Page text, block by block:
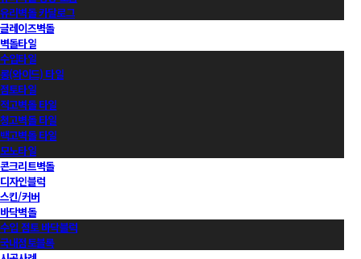
유리벽돌 카달로그
글레이즈벽돌
벽돌타일
수입타일
롱(와이드) 타일
점토타일
적고벽돌 타일
청고벽돌 타일
백고벽돌 타일
모노타일
콘크리트벽돌
디자인블럭
스킨/커버
바닥벽돌
수입 점토 바닥블럭
국내점토블록